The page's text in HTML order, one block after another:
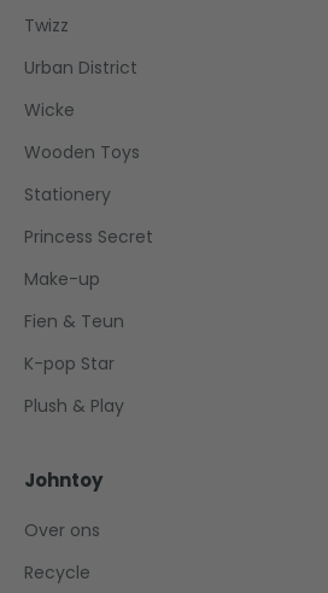
Twizz
Urban District
Wicke
Wooden Toys
Stationery
Princess Secret
Make-up
Fien & Teun
K-pop Star
Plush & Play
Johntoy
Over ons
Recycle